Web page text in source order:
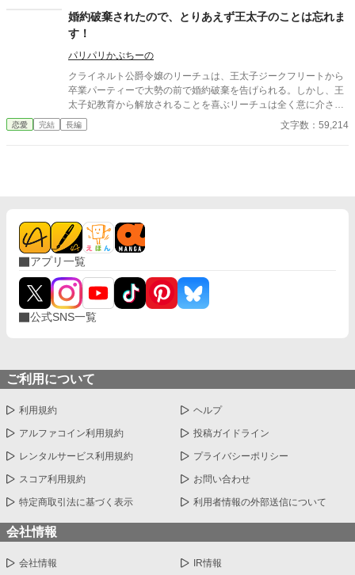
者・セドリック王子が、なぜか彼女に献身的な優しさを見せ、
「今度こそ、私が君を守る」と誓うのだ。 運命に抗う気力さえ
失った令嬢が、思いがけない波乱に巻き込まれていく。全てを諦
めたはずの人生で、彼女を待ち受ける未来とは──
婚約破棄されたので、とりあえず王太子のことは忘れま
す！
パリパリかぷちーの
クライネルト公爵令嬢のリーチュは、王太子ジークフリートから
卒業パーティーで大勢の前で婚約破棄を告げられる。しかし、王
太子妃教育から解放されることを喜ぶリーチュは全く意に介さ
ず、むしろ祝杯をあげる始末。彼女は領地の離宮に引きこもり、
趣味である薬草園作りに没頭する自由な日々を謳歌し始める。
恋愛 完結 長編 文字数：59,214
アプリ一覧
公式SNS一覧
ご利用について
利用規約 ヘルプ
アルファコイン利用規約 投稿ガイドライン
レンタルサービス利用規約 プライバシーポリシー
スコア利用規約 お問い合わせ
特定商取引法に基づく表示 利用者情報の外部送信について
会社情報
会社情報 IR情報